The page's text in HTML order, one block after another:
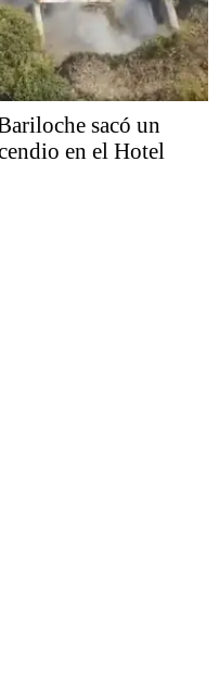
sacó un
en el Hotel